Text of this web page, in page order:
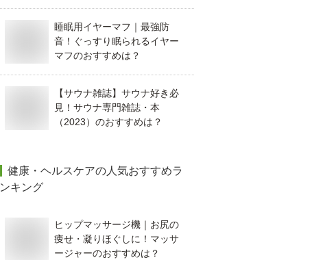
睡眠用イヤーマフ｜最強防
音！ぐっすり眠られるイヤー
マフのおすすめは？
【サウナ雑誌】サウナ好き必
見！サウナ専門雑誌・本
（2023）のおすすめは？
健康・ヘルスケアの人気おすすめラ
ンキング
ヒップマッサージ機｜お尻の
痩せ・凝りほぐしに！マッサ
ージャーのおすすめは？